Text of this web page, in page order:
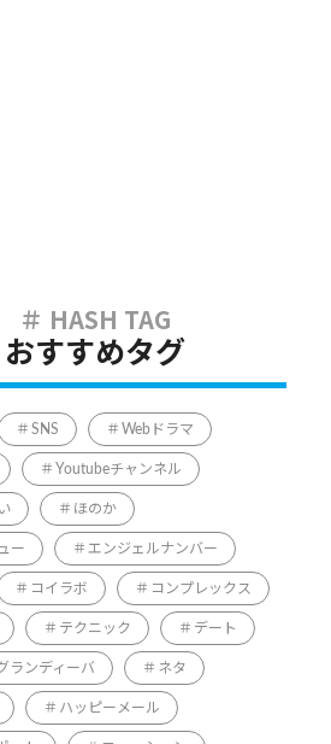
おすすめタグ
SNS Webドラマ
Youtubeチャンネル
ほのか
ー エンジェルナンバー
コイラボ コンプレックス
テクニック デート
ランディーバ ネタ
ハッピーメール